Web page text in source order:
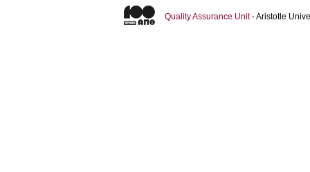
Quality Assurance Unit- Aristotle